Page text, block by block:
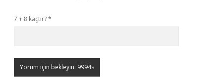
7 + 8 kaçtır?*